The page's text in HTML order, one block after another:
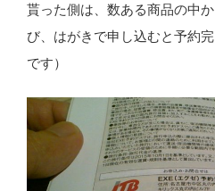
貰った側は、数ある商品の中
び、はがきで申し込むと予約
です）